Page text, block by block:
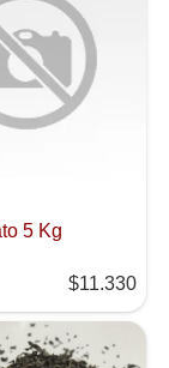
5 Kg
$11.330